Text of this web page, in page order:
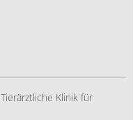
Tierärztliche Klinik für